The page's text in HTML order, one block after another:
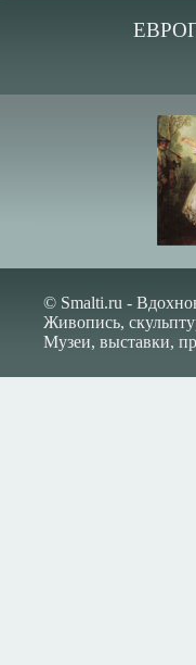
© Smalti.ru -
Живопись,
Музеи, выставки,